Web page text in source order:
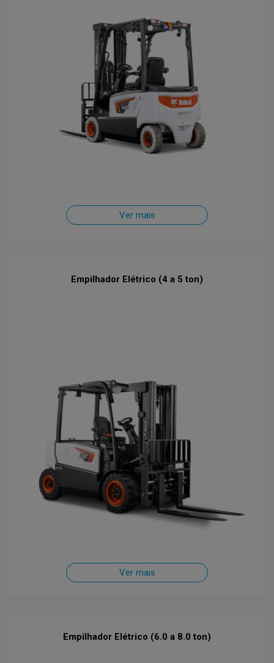
Ver mais
Empilhador Elétrico (4 a 5 ton)
Ver mais
Empilhador Elétrico (6.0 a 8.0 ton)